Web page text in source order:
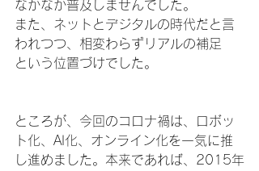
なかなか普及しませんでした。
また、ネットとデジタルの時代だと言
われつつ、相変わらずリアルの補足
という位置づけでした。
ところが、今回のコロナ禍は、ロボッ
ト化、AI化、オンライン化を一気に推
し進めました。本来であれば、2015年